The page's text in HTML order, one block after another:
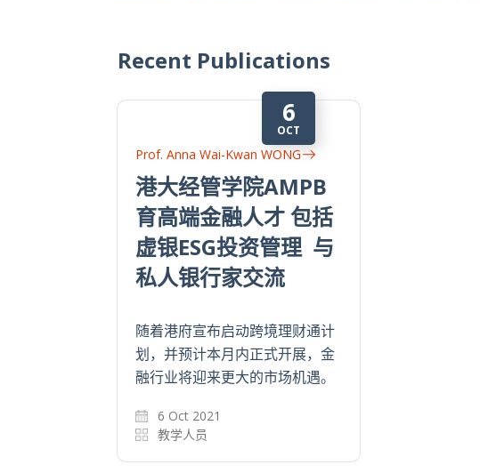
Recent Publications
6
OCT
Prof. Anna Wai-Kwan WONG
港大经管学院AMPB
育高端金融人才 包括
虚银ESG投资管理 与
私人银行家交流
随着港府宣布启动跨境理财通计
划，并预计本月内正式开展，金
融行业将迎来更大的市场机遇。
6 Oct 2021
教学人员